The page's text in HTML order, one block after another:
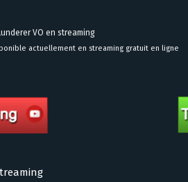
VO en streaming
actuellement en streaming gratuit en ligne